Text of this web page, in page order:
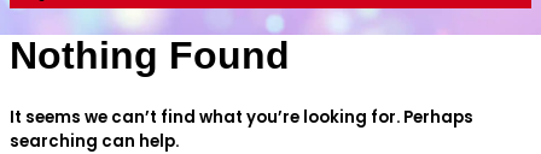
Nothing Found
It seems we can’t find what you’re looking for. Perhaps
searching can help.